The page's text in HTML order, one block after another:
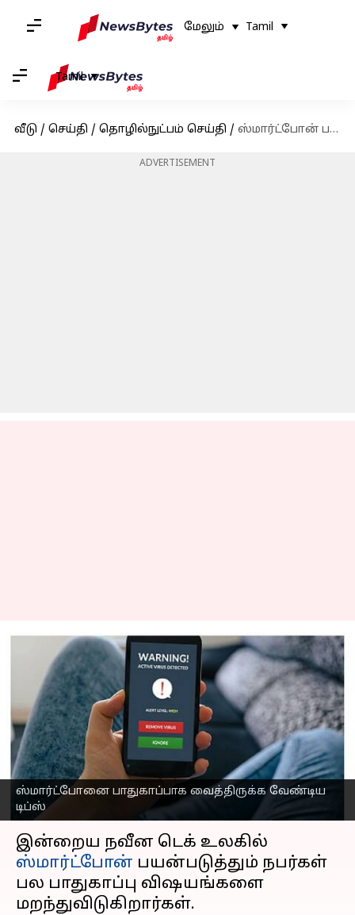
மேலும் Tamil
Tamil
வீடு / செய்தி / தொழில்நுட்பம் செய்தி / ஸ்மார்ட்போன் பயன்படுத்துபவர்கள் கண்டிப்பாக இதை செய்திடுங்கள்! எச்சரிக்கை
ADVERTISEMENT
ஸ்மார்ட்போனை பாதுகாப்பாக வைத்திருக்க வேண்டிய
டிப்ஸ்
ஸ்மார்ட்போன்
பயன்படுத்துபவர்கள்
கண்டிப்பாக இதை
செய்திடுங்கள்!
எச்சரிக்கை
எழுதியவர் Siranjeevi Mar 09, 2023 04:02 pm
செய்தி முன்னோட்டம்
இன்றைய நவீன டெக் உலகில்
ஸ்மார்ட்போன் பயன்படுத்தும் நபர்கள்
பல பாதுகாப்பு விஷயங்களை
மறந்துவிடுகிறார்கள்.